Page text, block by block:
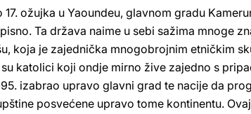
ožujka u Yaoundeu, glavnom gradu
Ta država naime u sebi sažima mnoge
koja je zajednička mnogobrojnim etničkim
katolici koji ondje mirno žive zajedno s
izabrao upravo glavni grad te nacije da
posvećene upravo tome kontinentu.